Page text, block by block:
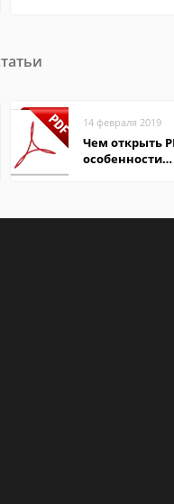
14 февраля 2019
Чем открыть
особенности